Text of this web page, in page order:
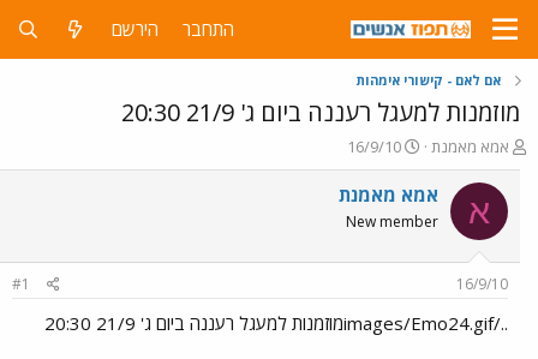
התחבר הירשם
אם לאם - קישורי אימהות
מוזמנות למעגל רעננה ביום ג' 21/9 20:30
פ
ו
ת
ח
ה
ו
ש
אמא מאמנת
פ
ו
ר
ם
ר
16/9/10
א אמא מאמנת
New member
16/9/10
#1
../images/Emo24.gifמוזמנות למעגל רעננה ביום ג' 21/9 20:30